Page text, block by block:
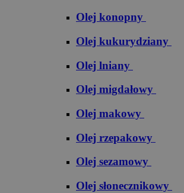
Olej konopny
Olej kukurydziany
Olej lniany
Olej migdałowy
Olej makowy
Olej rzepakowy
Olej sezamowy
Olej słonecznikowy